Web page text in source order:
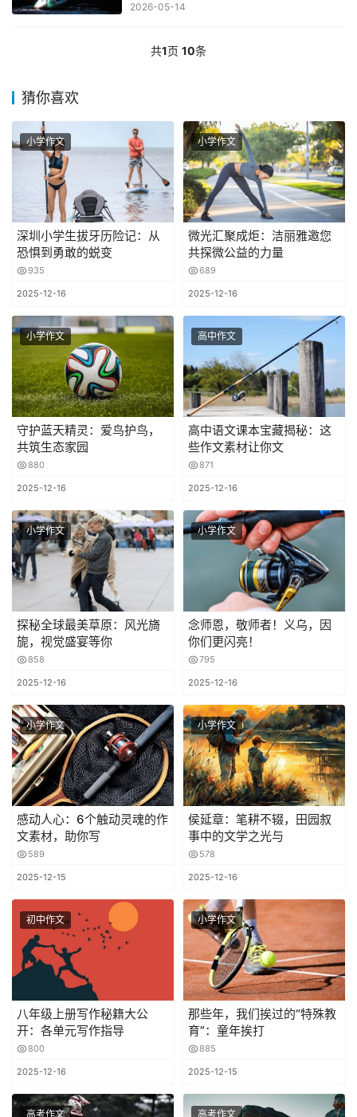
2026-05-14
共1页 10条
猜你喜欢
小学作文
深圳小学生拔牙历险记：从
恐惧到勇敢的蜕变
935
2025-12-16
小学作文
微光汇聚成炬：洁丽雅邀您
共探微公益的力量
689
2025-12-16
小学作文
守护蓝天精灵：爱鸟护鸟，
共筑生态家园
880
2025-12-16
高中作文
高中语文课本宝藏揭秘：这
些作文素材让你文
871
2025-12-16
小学作文
探秘全球最美草原：风光旖
旎，视觉盛宴等你
858
2025-12-16
小学作文
念师恩，敬师者！义乌，因
你们更闪亮！
795
2025-12-16
小学作文
感动人心：6个触动灵魂的作
文素材，助你写
589
2025-12-15
小学作文
侯延章：笔耕不辍，田园叙
事中的文学之光与
578
2025-12-16
初中作文
八年级上册写作秘籍大公
开：各单元写作指导
800
2025-12-16
小学作文
那些年，我们挨过的“特殊教
育”：童年挨打
885
2025-12-15
高考作文 高考作文